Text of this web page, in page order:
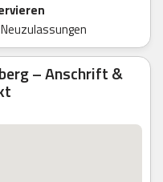
– Anschrift &